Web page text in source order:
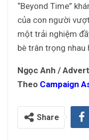
“Beyond Time”
của con người
một trải nghiệm
bè trân trọng nhau
Ngọc Anh /
Theo Campaign
Share